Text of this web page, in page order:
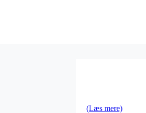
(Læs mere)